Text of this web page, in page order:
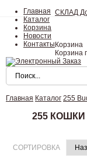
Главная
Каталог
Корзина
Новости
Контакты
СКЛАД
Корзина
Корзина
Главная Каталог 255
255 КОШКИ
СОРТИРОВКА